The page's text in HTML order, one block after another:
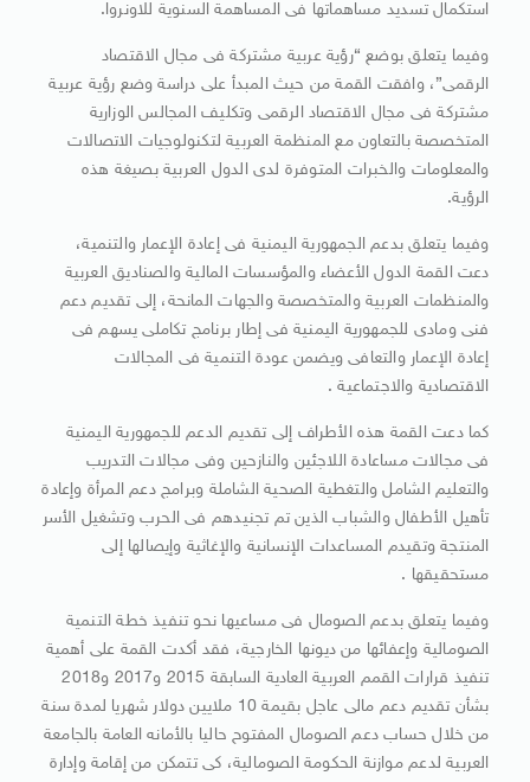
استكمال تسديد مساهماتها فى المساهمة السنوية للاونروا.
وفيما يتعلق بوضع “رؤية عربية مشتركة فى مجال الاقتصاد
الرقمى”، وافقت القمة من حيث المبدأ على دراسة وضع رؤية عربية
مشتركة فى مجال الاقتصاد الرقمى وتكليف المجالس الوزارية
المتخصصة بالتعاون مع المنظمة العربية لتكنولوجيات الاتصالات
والمعلومات والخبرات المتوفرة لدى الدول العربية بصيغة هذه
الرؤية.
وفيما يتعلق بدعم الجمهورية اليمنية فى إعادة الإعمار والتنمية،
دعت القمة الدول الأعضاء والمؤسسات المالية والصناديق العربية
والمنظمات العربية والمتخصصة والجهات المانحة، إلى تقديم دعم
فنى ومادى للجمهورية اليمنية فى إطار برنامج تكاملى يسهم فى
إعادة الإعمار والتعافى ويضمن عودة التنمية فى المجالات
الاقتصادية والاجتماعية .
كما دعت القمة هذه الأطراف إلى تقديم الدعم للجمهورية اليمنية
فى مجالات مساعادة اللاجئين والنازحين وفى مجالات التدريب
والتعليم الشامل والتغطية الصحية الشاملة وبرامج دعم المرأة وإعادة
تأهيل الأطفال والشباب الذين تم تجنيدهم فى الحرب وتشغيل الأسر
المنتجة وتقيدم المساعدات الإنسانية والإغاثية وإيصالها إلى
مستحقيقها .
وفيما يتعلق بدعم الصومال فى مساعيها نحو تنفيذ خطة التنمية
الصومالية وإعفائها من ديونها الخارجية، فقد أكدت القمة على أهمية
تنفيذ قرارات القمم العربية العادية السابقة 2015 و2017 و2018
بشأن تقديم دعم مالى عاجل بقيمة 10 ملايين دولار شهريا لمدة سنة
من خلال حساب دعم الصومال المفتوح حاليا بالأمانه العامة بالجامعة
العربية لدعم موازنة الحكومة الصومالية، كى تتمكن من إقامة وإدارة